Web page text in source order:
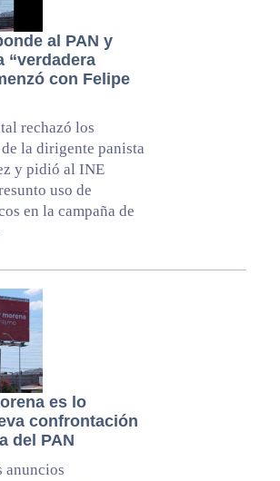
al PAN y
“verdadera
con Felipe
rechazó los
la dirigente panista
y pidió al INE
uso de
en la campaña de
es lo
confrontación
del PAN
anuncios